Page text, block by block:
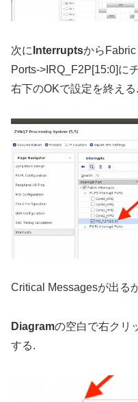
次に InterruptsからFabric
Ports->IRQ_F2P[15:0]に
右下のOKで設定を終える.
Critical Messagesが出る
Diagramの空白で右クリ
する.